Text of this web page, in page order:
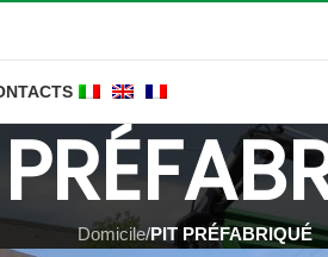
Domicile/PIT PRÉFABRIQUÉ